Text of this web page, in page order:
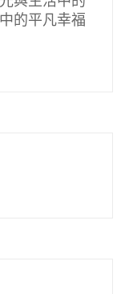
的平凡幸福